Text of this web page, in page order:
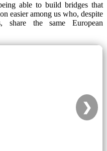
able to build bridges that
easier among us who, despite
share the same European
❯